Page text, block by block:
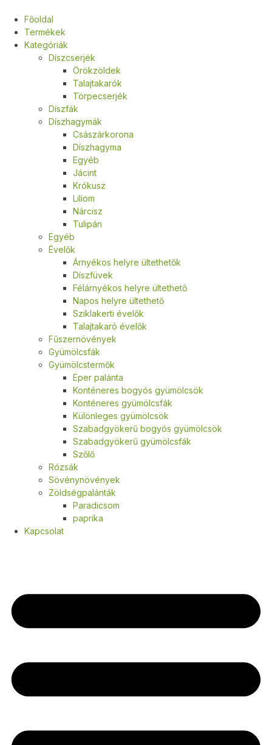
Főoldal
Termékek
Kategóriák
Díszcserjék
Örökzöldek
Talajtakarók
Törpecserjék
Díszfák
Díszhagymák
Császárkorona
Díszhagyma
Egyéb
Jácint
Krókusz
Liliom
Nárcisz
Tulipán
Egyéb
Évelők
Árnyékos helyre ültethetők
Díszfüvek
Félárnyékos helyre ültethető
Napos helyre ültethető
Sziklakerti évelők
Talajtakaró évelők
Fűszernövények
Gyümölcsfák
Gyümölcstermők
Eper palánta
Konténeres bogyós gyümölcsök
Konténeres gyümölcsfák
Különleges gyümölcsök
Szabadgyökerű bogyós gyümölcsök
Szabadgyökerű gyümölcsfák
Szőlő
Rózsák
Sövénynövények
Zöldségpalánták
Paradicsom
paprika
Kapcsolat